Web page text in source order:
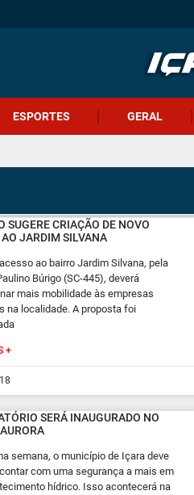
ESPORTES GERAL
SUGERE CRIAÇÃO DE NOVO
AO JARDIM SILVANA
ao bairro Jardim Silvana, pela
Búrigo (SC-445), deverá
mais mobilidade às empresas
na localidade. A proposta foi
+
SERÁ INAUGURADO NO
semana, o município de Içara deve
com uma segurança a mais em
hídrico. Isso acontecerá na